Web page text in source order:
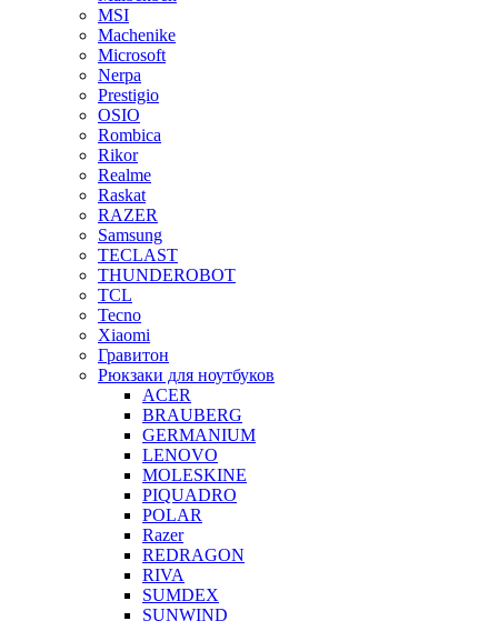
MSI
Machenike
Microsoft
Nerpa
Prestigio
OSIO
Rombica
Rikor
Realme
Raskat
RAZER
Samsung
TECLAST
THUNDEROBOT
TCL
Tecno
Xiaomi
Гравитон
Рюкзаки для ноутбуков
ACER
BRAUBERG
GERMANIUM
LENOVO
MOLESKINE
PIQUADRO
POLAR
Razer
REDRAGON
RIVA
SUMDEX
SUNWIND